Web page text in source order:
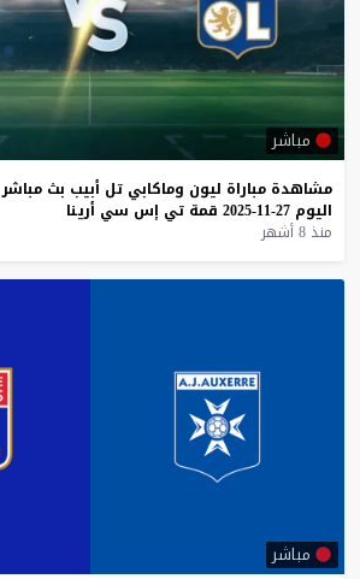
مباشر
مشاهدة مباراة ليون وماكابي تل أبيب بث مباشر
اليوم 27-11-2025 قمة تي إس سي أرينا
منذ 8 أشهر
مباشر